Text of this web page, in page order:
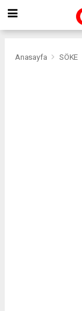
Anasayfa SÖKE